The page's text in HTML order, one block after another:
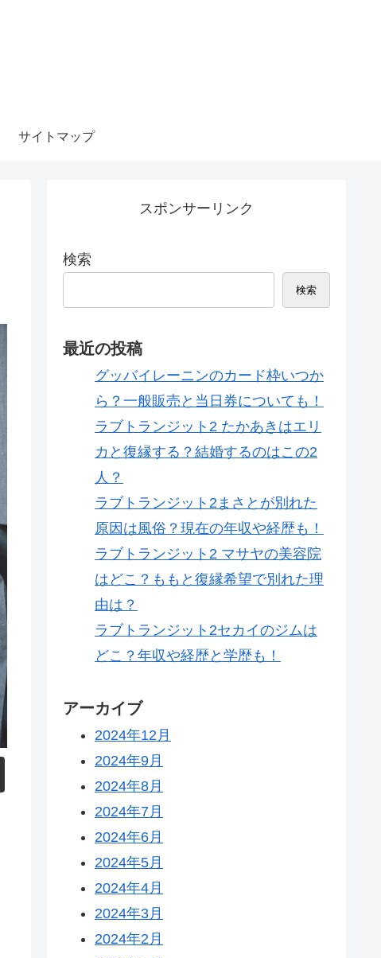
サイトマップ
スポンサーリンク
検索
検索
最近の投稿
グッバイレーニンのカード枠いつか
ら？一般販売と当日券についても！
ラブトランジット2 たかあきはエリ
カと復縁する？結婚するのはこの2
人？
ラブトランジット2まさとが別れた
原因は風俗？現在の年収や経歴も！
ラブトランジット2 マサヤの美容院
はどこ？ももと復縁希望で別れた理
由は？
ラブトランジット2セカイのジムは
どこ？年収や経歴と学歴も！
アーカイブ
2024年12月
2024年9月
2024年8月
2024年7月
2024年6月
2024年5月
2024年4月
2024年3月
2024年2月